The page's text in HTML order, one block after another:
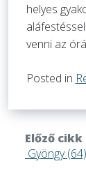
helyes
venni az
Posted in
Előző cikk
Gyöngy (64)